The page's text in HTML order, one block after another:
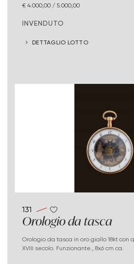
€ 4.000,00 / 5.000,00
INVENDUTO
DETTAGLIO LOTTO
131
Orologio da tasca
Orologio da tasca in oro giallo 18kt con quadrante con automi.
XVIII secolo. Funzionante., 8x6 cm ca.